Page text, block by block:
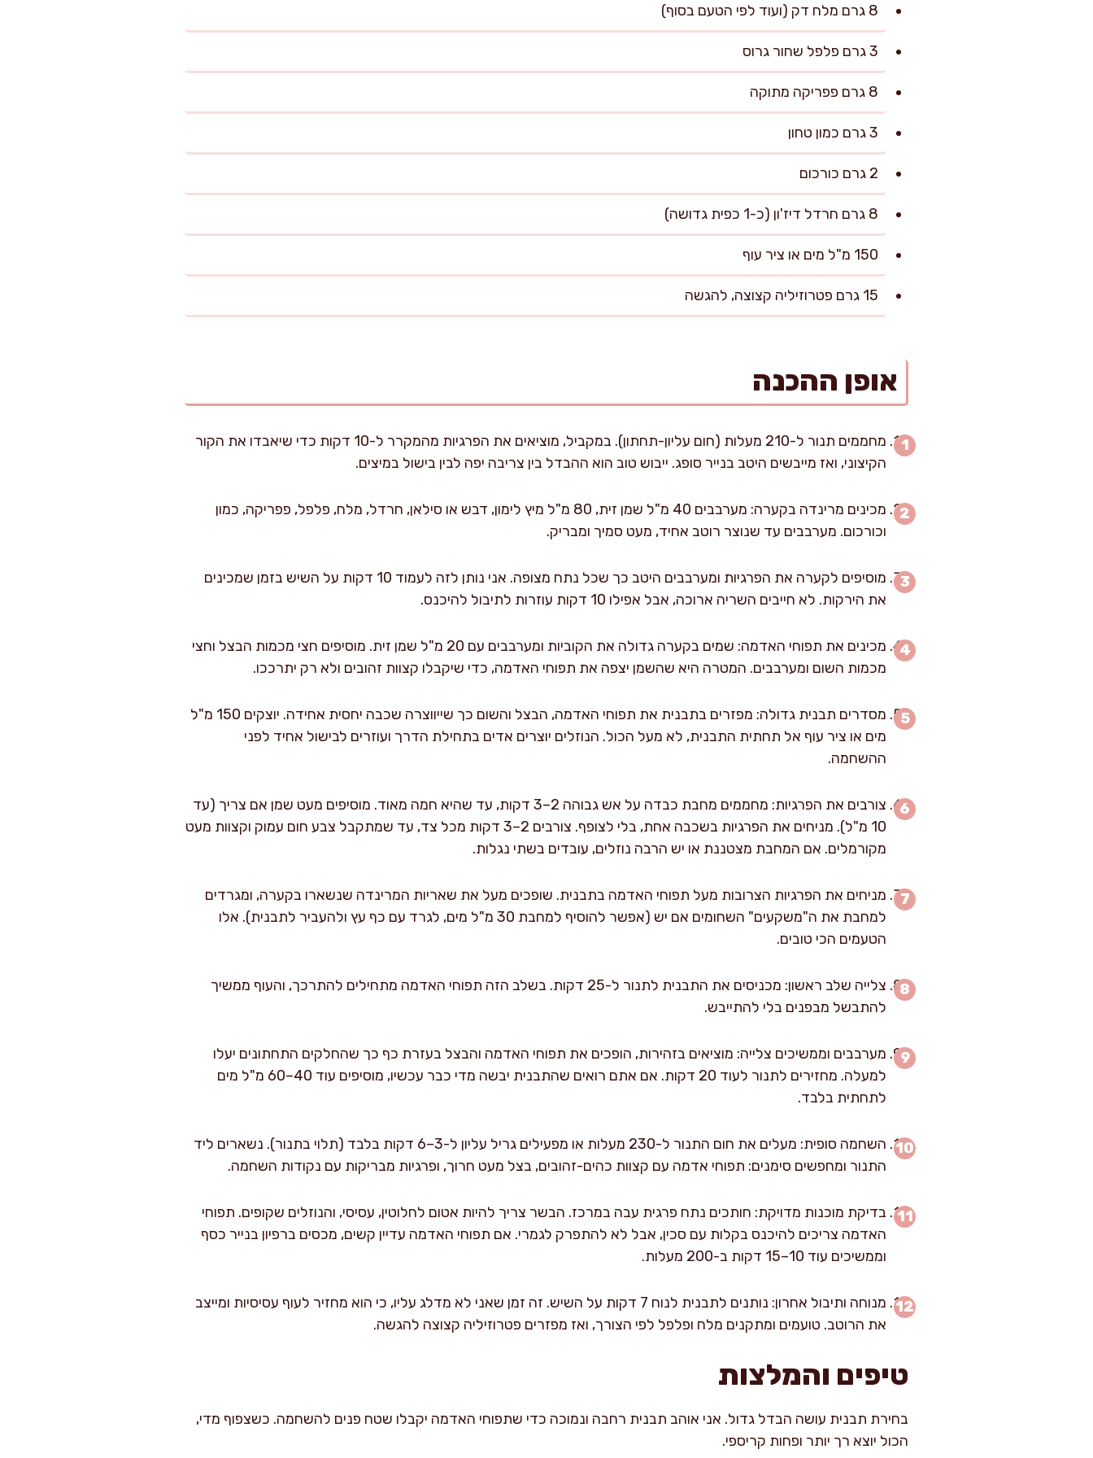
8 גרם מלח דק (ועוד לפי הטעם בסוף)
3 גרם פלפל שחור גרוס
8 גרם פפריקה מתוקה
3 גרם כמון טחון
2 גרם כורכום
8 גרם חרדל דיז'ון (כ-1 כפית גדושה)
150 מ"ל מים או ציר עוף
15 גרם פטרוזיליה קצוצה, להגשה
אופן ההכנה
מחממים תנור ל-210 מעלות (חום עליון-תחתון). במקביל, מוציאים את הפרגיות מהמקרר ל-10 דקות כדי שיאבדו את הקור
הקיצוני, ואז מייבשים היטב בנייר סופג. ייבוש טוב הוא ההבדל בין צריבה יפה לבין בישול במיצים.
מכינים מרינדה בקערה: מערבבים 40 מ"ל שמן זית, 80 מ"ל מיץ לימון, דבש או סילאן, חרדל, מלח, פלפל, פפריקה, כמון
וכורכום. מערבבים עד שנוצר רוטב אחיד, מעט סמיך ומבריק.
מוסיפים לקערה את הפרגיות ומערבבים היטב כך שכל נתח מצופה. אני נותן לזה לעמוד 10 דקות על השיש בזמן שמכינים
את הירקות. לא חייבים השריה ארוכה, אבל אפילו 10 דקות עוזרות לתיבול להיכנס.
מכינים את תפוחי האדמה: שמים בקערה גדולה את הקוביות ומערבבים עם 20 מ"ל שמן זית. מוסיפים חצי מכמות הבצל וחצי
מכמות השום ומערבבים. המטרה היא שהשמן יצפה את תפוחי האדמה, כדי שיקבלו קצוות זהובים ולא רק יתרככו.
מסדרים תבנית גדולה: מפזרים בתבנית את תפוחי האדמה, הבצל והשום כך שייווצרה שכבה יחסית אחידה. יוצקים 150 מ"ל
מים או ציר עוף אל תחתית התבנית, לא מעל הכול. הנוזלים יוצרים אדים בתחילת הדרך ועוזרים לבישול אחיד לפני
ההשחמה.
צורבים את הפרגיות: מחממים מחבת כבדה על אש גבוהה 2–3 דקות, עד שהיא חמה מאוד. מוסיפים מעט שמן אם צריך (עד
10 מ"ל). מניחים את הפרגיות בשכבה אחת, בלי לצופף. צורבים 2–3 דקות מכל צד, עד שמתקבל צבע חום עמוק וקצוות מעט
מקורמלים. אם המחבת מצטננת או יש הרבה נוזלים, עובדים בשתי נגלות.
מניחים את הפרגיות הצרובות מעל תפוחי האדמה בתבנית. שופכים מעל את שאריות המרינדה שנשארו בקערה, ומגרדים
למחבת את ה"משקעים" השחומים אם יש (אפשר להוסיף למחבת 30 מ"ל מים, לגרד עם כף עץ ולהעביר לתבנית). אלו
הטעמים הכי טובים.
צלייה שלב ראשון: מכניסים את התבנית לתנור ל-25 דקות. בשלב הזה תפוחי האדמה מתחילים להתרכך, והעוף ממשיך
להתבשל מבפנים בלי להתייבש.
מערבבים וממשיכים צלייה: מוציאים בזהירות, הופכים את תפוחי האדמה והבצל בעזרת כף כך שהחלקים התחתונים יעלו
למעלה. מחזירים לתנור לעוד 20 דקות. אם אתם רואים שהתבנית יבשה מדי כבר עכשיו, מוסיפים עוד 40–60 מ"ל מים
לתחתית בלבד.
השחמה סופית: מעלים את חום התנור ל-230 מעלות או מפעילים גריל עליון ל-3–6 דקות בלבד (תלוי בתנור). נשארים ליד
התנור ומחפשים סימנים: תפוחי אדמה עם קצוות כהים-זהובים, בצל מעט חרוך, ופרגיות מבריקות עם נקודות השחמה.
בדיקת מוכנות מדויקת: חותכים נתח פרגית עבה במרכז. הבשר צריך להיות אטום לחלוטין, עסיסי, והנוזלים שקופים. תפוחי
האדמה צריכים להיכנס בקלות עם סכין, אבל לא להתפרק לגמרי. אם תפוחי האדמה עדיין קשים, מכסים ברפיון בנייר כסף
וממשיכים עוד 10–15 דקות ב-200 מעלות.
מנוחה ותיבול אחרון: נותנים לתבנית לנוח 7 דקות על השיש. זה זמן שאני לא מדלג עליו, כי הוא מחזיר לעוף עסיסיות ומייצב
את הרוטב. טועמים ומתקנים מלח ופלפל לפי הצורך, ואז מפזרים פטרוזיליה קצוצה להגשה.
טיפים והמלצות
בחירת תבנית עושה הבדל גדול. אני אוהב תבנית רחבה ונמוכה כדי שתפוחי האדמה יקבלו שטח פנים להשחמה. כשצפוף מדי,
הכול יוצא רך יותר ופחות קריספי.